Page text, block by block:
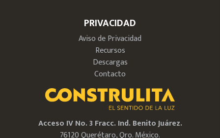
PRIVACIDAD
Aviso de Privacidad
Recursos
Descargas
Contacto
Acceso IV No. 3 Fracc. Ind. Benito Juárez.